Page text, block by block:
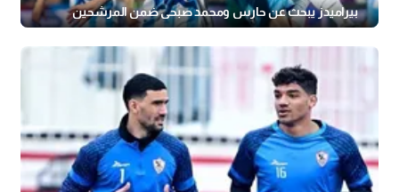
بيراميدز يبحث عن حارس ومحمد صبحي ضمن المرشحين